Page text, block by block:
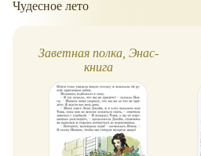
Чудесное лето
Заветная полка, Энас-
книга